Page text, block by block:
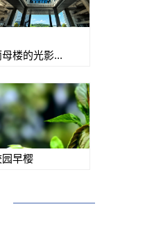
母楼的光影...
园早樱